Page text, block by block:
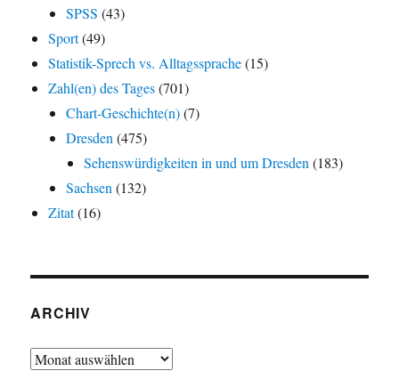
SPSS (43)
Sport(49)
Statistik-Sprech vs. Alltagssprache(15)
Zahl(en) des Tages(701)
Chart-Geschichte(n)(7)
Dresden (475)
Sehenswürdigkeiten in und um Dresden (183)
Sachsen (132)
Zitat(16)
ARCHIV
Archiv